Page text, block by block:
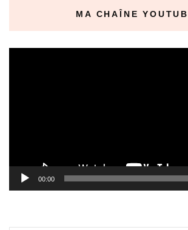
MA CHAÎNE
00:00